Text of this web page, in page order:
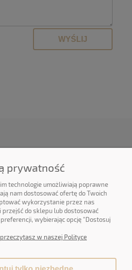
WYŚLIJ
prywatność
technologie umożliwiają poprawne
nam dostosować ofertę do Twoich
wykorzystanie przez nas
do sklepu lub dostosować
wybierając opcję "Dostosuj
w naszej Polityce